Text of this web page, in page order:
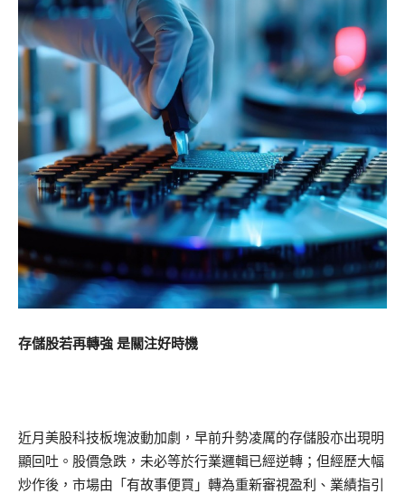
存儲股若再轉強 是關注好時機
近月美股科技板塊波動加劇，早前升勢凌厲的存儲股亦出現明
顯回吐。股價急跌，未必等於行業邏輯已經逆轉；但經歷大幅
炒作後，市場由「有故事便買」轉為重新審視盈利、業績指引